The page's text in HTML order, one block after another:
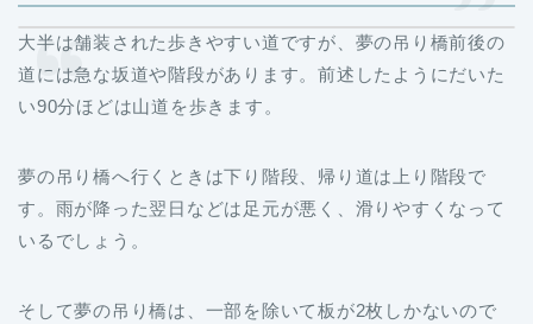
大半は舗装された歩きやすい道ですが、夢の吊り橋前後の
道には急な坂道や階段があります。前述したようにだいた
い90分ほどは山道を歩きます。
夢の吊り橋へ行くときは下り階段、帰り道は上り階段で
す。雨が降った翌日などは足元が悪く、滑りやすくなって
いるでしょう。
そして夢の吊り橋は、一部を除いて板が2枚しかないので